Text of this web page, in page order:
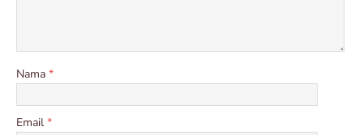
Nama *
Email *